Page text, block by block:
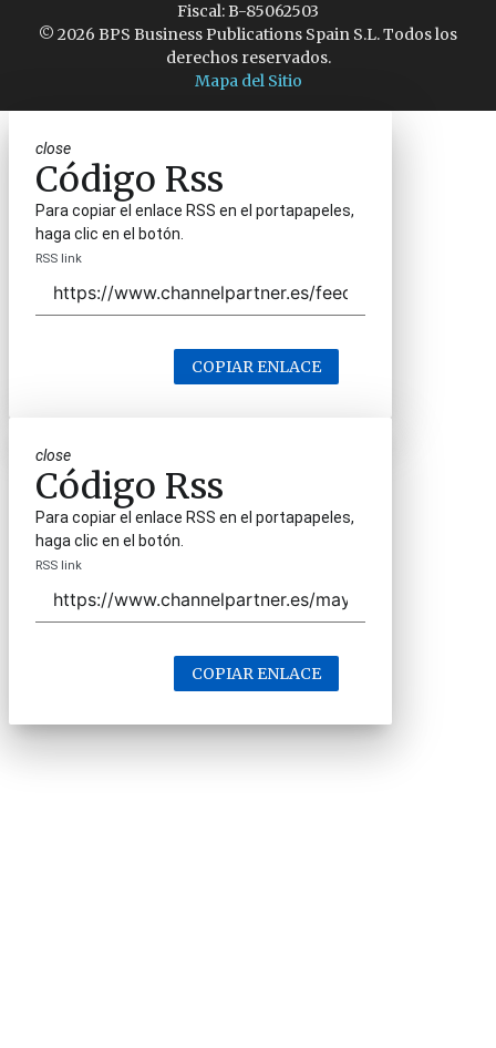
Fiscal: B-85062503
© 2026 BPS Business Publications Spain S.L. Todos los
derechos reservados.
Mapa del Sitio
close
Código Rss
Para copiar el enlace RSS en el portapapeles,
haga clic en el botón.
RSS link
COPIAR ENLACE
close
Código Rss
Para copiar el enlace RSS en el portapapeles,
haga clic en el botón.
RSS link
COPIAR ENLACE